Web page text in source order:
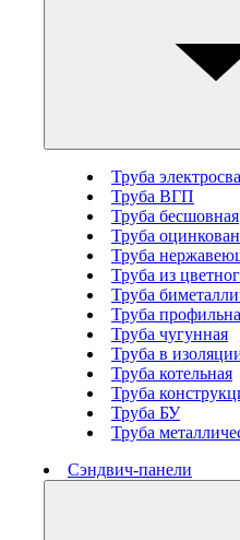
Труба
Труба ВГП
Труба бесшовная
Труба
Труба
Труба из
Труба
Труба
Труба чугунная
Труба в
Труба котельная
Труба
Труба БУ
Труба
Сэндвич-панели